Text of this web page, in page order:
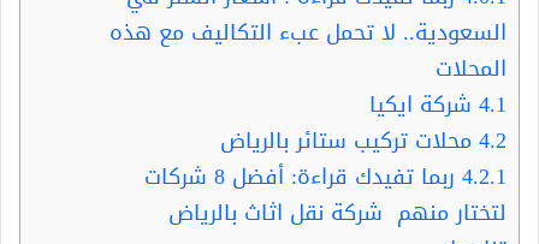
السعودية.. لا تحمل عبء التكاليف مع هذه
المحلات
4.1 شركة ايكيا
4.2محلات تركيب ستائر بالرياض
4.2.1
ربما تفيدك قراءة: أفضل 8 شركات
لتختار منهم شركة نقل اثاث بالرياض